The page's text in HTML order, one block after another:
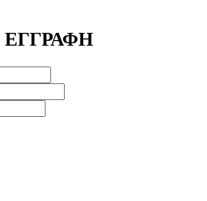
ΕΓΓΡΑΦΗ